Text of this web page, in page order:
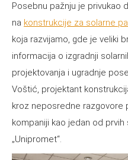
Posebnu pažnju je privukao
na konstrukcije za solarne
koja razvijamo, gde je veliki
informacija o izgradnji
projektovanja i ugradnje
Voštić, projektant
kroz neposredne razgovore
kompaniji kao jedan od
„Unipromet“.